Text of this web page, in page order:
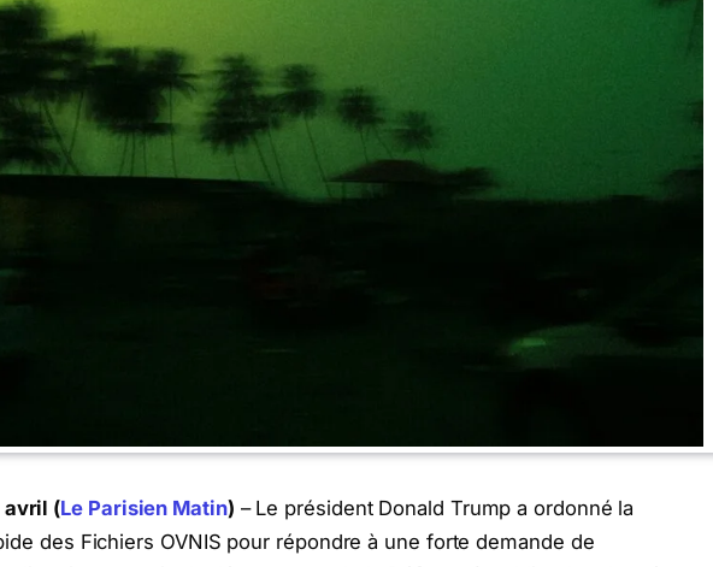
avril (Le Parisien Matin) – Le président Donald Trump a ordonné la
des Fichiers OVNIS pour répondre à une forte demande de